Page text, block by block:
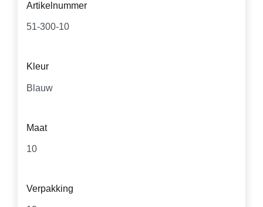
Artikelnummer
Kleur
Maat
Verpakking